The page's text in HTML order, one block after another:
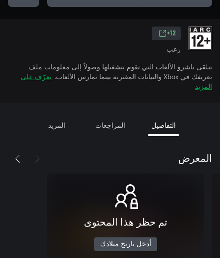
12+
رعب
يتلقى ناشرو الألعاب التي تقوم بتشغيلها وصولاً إلى معلومات ملف
تعريفك في Xbox والبيانات المقترنة بينما تمارس الألعاب.
تعرّف على
المزيد
التفاصيل المراجعات المزيد
المعرض
تم حظر هذا المحتوى
أدخل تاريخ ميلادك